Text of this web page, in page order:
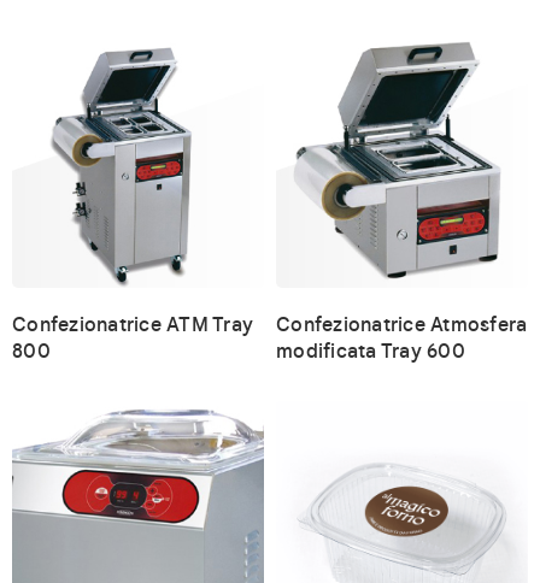
Confezionatrice ATM Tray
800
Confezionatrice Atmosfera
modificata Tray 600